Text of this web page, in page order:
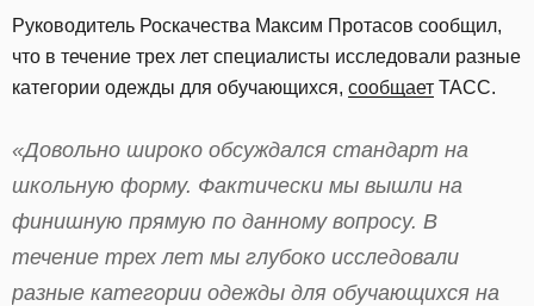
Руководитель Роскачества Максим Протасов сообщил,
что в течение трех лет специалисты исследовали разные
категории одежды для обучающихся, сообщает ТАСС.
«Довольно широко обсуждался стандарт на
школьную форму. Фактически мы вышли на
финишную прямую по данному вопросу. В
течение трех лет мы глубоко исследовали
разные категории одежды для обучающихся на